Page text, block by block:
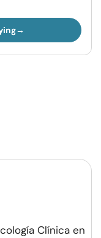
Clínica en